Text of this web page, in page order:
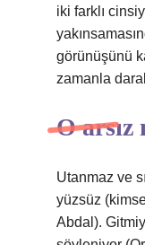
iki farklı
görünüşünü
zamanla
O arsız
Utanmaz ve
yüzsüz
Abdal).